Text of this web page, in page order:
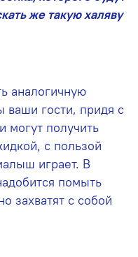
же такую халяву
аналогичную
ваши гости, придя с
могут получить
с пользой
играет. В
помыть
захватят с собой